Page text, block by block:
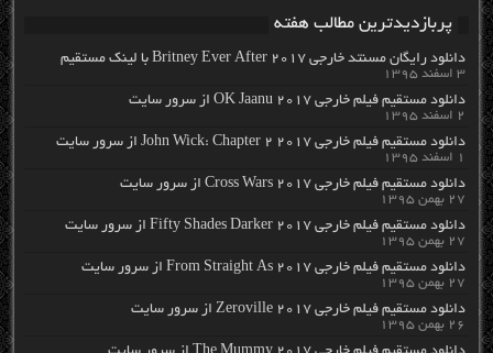
پربازدیدترین مطالب هفته
دانلود رایگان مسنتد خارجی Britney Ever After 2017 با لینک مستقیم
۳ اسفند ۱۳۹۵
دانلود مستقیم فیلم خارجی OK Jaanu 2017 از سرور سایت
۲ اسفند ۱۳۹۵
دانلود مستقیم فیلم خارجی John Wick: Chapter 2 2017 از سرور سایت
۱ اسفند ۱۳۹۵
دانلود مستقیم فیلم خارجی Cross Wars 2017 از سرور سایت
۲۷ بهمن ۱۳۹۵
دانلود مستقیم فیلم خارجی Fifty Shades Darker 2017 از سرور سایت
۲۷ بهمن ۱۳۹۵
دانلود مستقیم فیلم خارجی From Straight As 2017 از سرور سایت
۲۷ بهمن ۱۳۹۵
دانلود مستقیم فیلم خارجی Zeroville 2017 از سرور سایت
۲۶ بهمن ۱۳۹۵